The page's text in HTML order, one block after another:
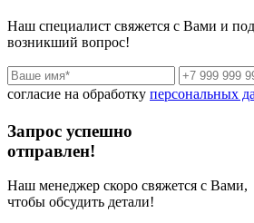
Наш специалист свяжется с Вами и
возникший вопрос!
согласие на обработку персональных
Запрос успешно
отправлен!
Наш менеджер скоро свяжется с Вами,
чтобы обсудить детали!